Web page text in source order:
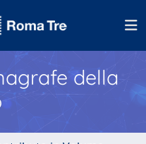
della